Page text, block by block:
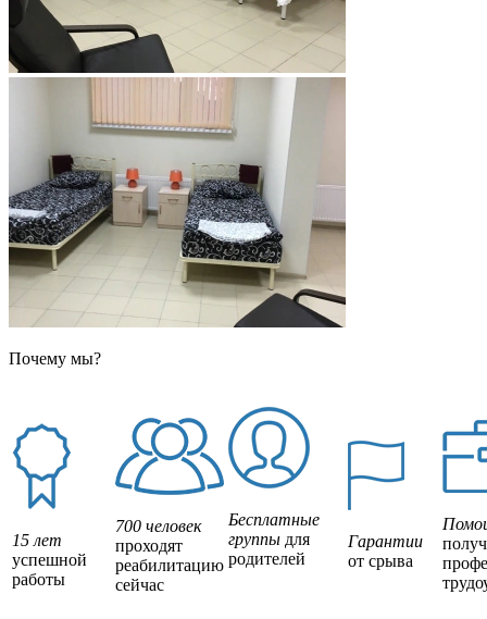
Почему мы?
15 лет
успешной
работы
700 человек
проходят
реабилитацию
сейчас
Бесплатные
группы для
родителей
Гарантии
от срыва